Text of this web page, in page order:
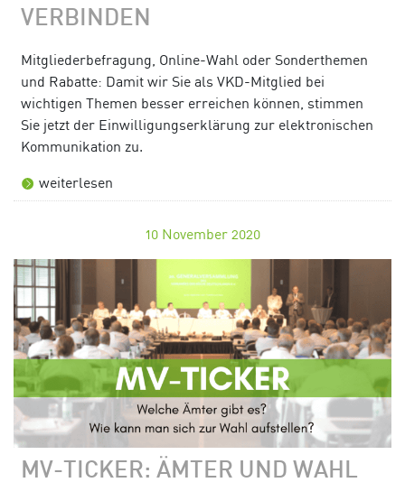
VERBINDEN
Mitgliederbefragung, Online-Wahl oder Sonderthemen
und Rabatte: Damit wir Sie als VKD-Mitglied bei
wichtigen Themen besser erreichen können, stimmen
Sie jetzt der Einwilligungserklärung zur elektronischen
Kommunikation zu.
weiterlesen
10 November 2020
MV-TICKER: ÄMTER UND WAHL